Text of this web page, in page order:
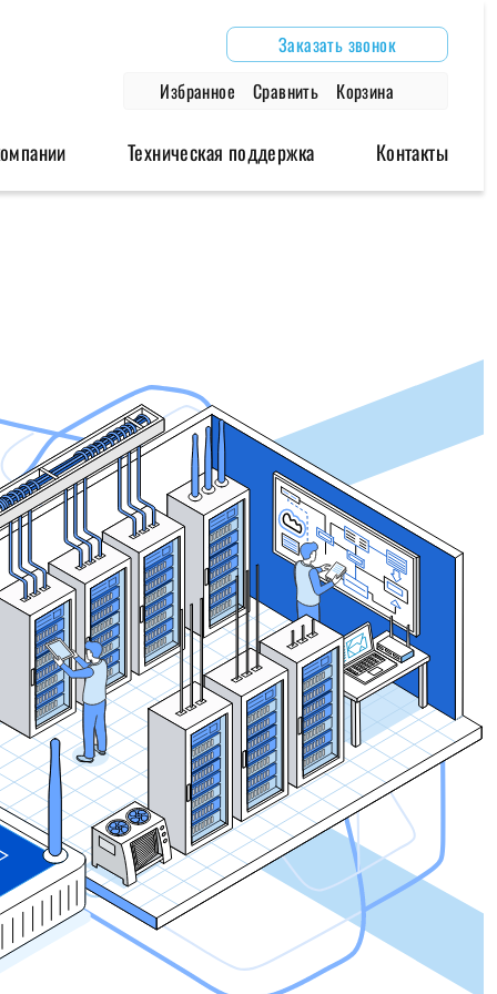
Заказать звонок
Избранное
Сравнить Корзина
Глонасс/GPS антенны
Провода и крепления
Техническая поддержка Контакты